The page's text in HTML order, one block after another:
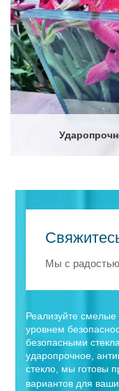
Мы с
Реализуйте
уровнем
безопасными
ударопрочное,
стекло, мы готовы
вариантов для